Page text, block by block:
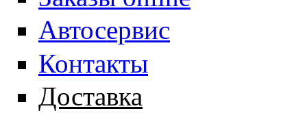
Автосервис
Контакты
Доставка